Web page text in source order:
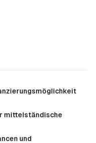
mittelständische
und